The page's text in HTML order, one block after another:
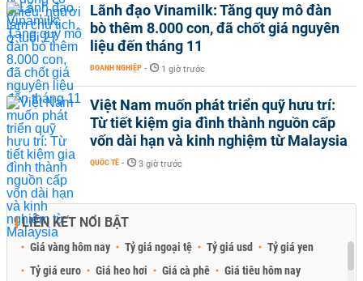
Lãnh đạo Vinamilk: Tăng quy mô đàn
bò thêm 8.000 con, đã chốt giá nguyên
liệu đến tháng 11
DOANH NGHIỆP - 1 giờ trước
Việt Nam muốn phát triển quỹ hưu trí:
Từ tiết kiệm gia đình thành nguồn cấp
vốn dài hạn và kinh nghiệm từ Malaysia
QUỐC TẾ - 3 giờ trước
LIÊN KẾT NỔI BẬT
Giá vàng hôm nay Tỷ giá ngoại tệ Tỷ giá usd
Tỷ giá yen
Tỷ giá euro
Giá heo hơi Giá cà phê
Giá tiêu hôm nay